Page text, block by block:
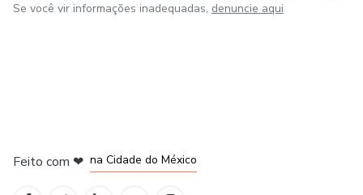
Se você vir informações inadequadas, denuncie aqui
Feito com ❤ na Cidade do México